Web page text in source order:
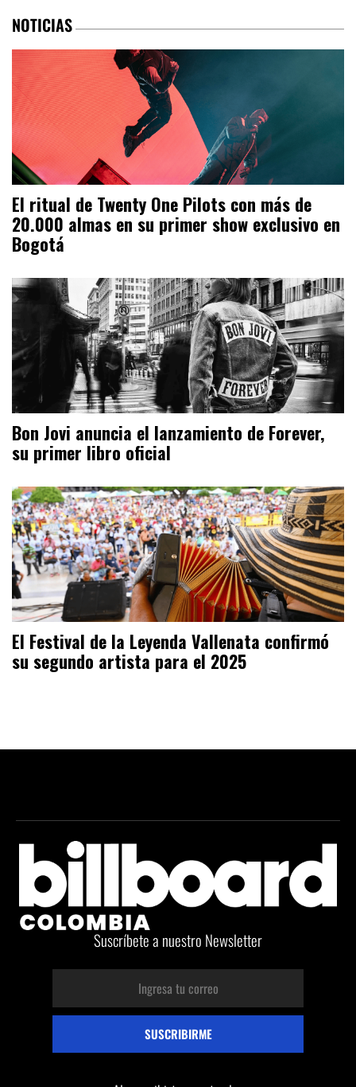
NOTICIAS
El ritual de Twenty One Pilots con más de
20.000 almas en su primer show exclusivo en
Bogotá
Bon Jovi anuncia el lanzamiento de Forever,
su primer libro oficial
El Festival de la Leyenda Vallenata confirmó
su segundo artista para el 2025
Suscríbete a nuestro Newsletter